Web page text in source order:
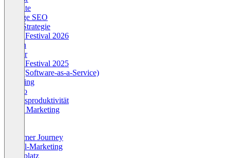
Affiliate
Onpage SEO
SEO Strategie
OMR Festival 2026
Search
Twitter
OMR Festival 2025
SaaS (Software-as-a-Service)
Branding
Krypto
Arbeitsproduktivität
Brand Marketing
Customer Journey
E-Mail-Marketing
Marktplatz